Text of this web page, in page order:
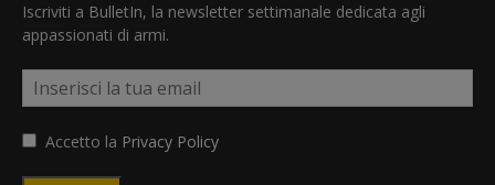
Iscriviti a BulletIn, la newsletter settimanale dedicata agli
appassionati di armi.
Accetto la Privacy Policy